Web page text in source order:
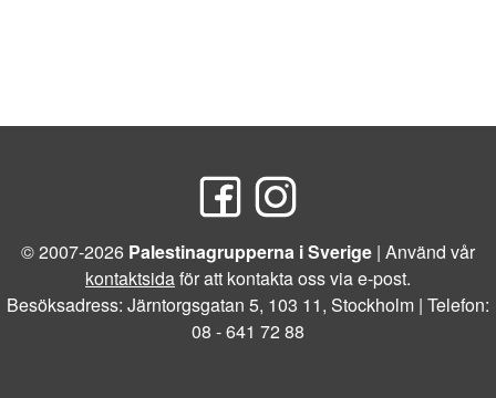
© 2007-2026 Palestinagrupperna i Sverige | Använd vår
kontaktsidaför att kontakta oss via e-post.
Besöksadress: Järntorgsgatan 5, 103 11, Stockholm | Telefon:
08 - 641 72 88